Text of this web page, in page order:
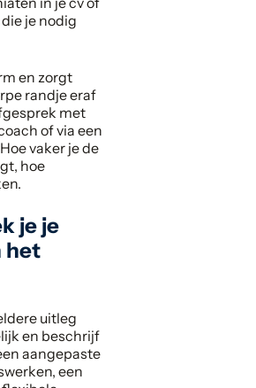
je nodig
en zorgt
randje eraf
met
of via een
vaker je de
hoe
je je
het
uitleg
en beschrijf
aangepaste
een